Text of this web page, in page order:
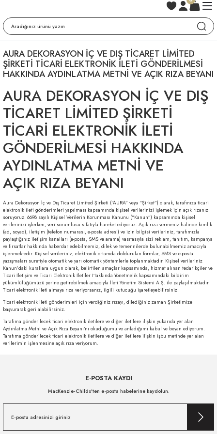
AURA DEKORASYON İÇ VE DIŞ TİCARET LİMİTED
ŞİRKETİ TİCARİ ELEKTRONİK İLETİ GÖNDERİLMESİ
HAKKINDA AYDINLATMA METNİ VE AÇIK RIZA BEYANI
AURA DEKORASYON İÇ VE DIŞ
TİCARET LİMİTED ŞİRKETİ
TİCARİ ELEKTRONİK İLETİ
GÖNDERİLMESİ HAKKINDA
AYDINLATMA METNİ VE
AÇIK RIZA BEYANI
Aura Dekorasyon İç ve Dış Ticaret Limited Şirketi (“AURA” veya “Şirket”) olarak, tarafınıza ticari
elektronik ileti gönderimleri yapılması kapsamında kişisel verilerinizi işlemek için açık rızanızı
soruyoruz. 6698 sayılı Kişisel Verilerin Korunması Kanunu (“Kanun”) kapsamında kişisel
verilerinizi işlerken, veri sorumlusu sıfatıyla hareket ediyoruz. Açık rıza vermeniz halinde kimlik
(ad, soyad), iletişim (telefon numarası, e-posta adresi) ve izin bilgisi verileriniz, tarafımızla
paylaştığınız iletişim kanalları (e-posta, SMS ve arama) vasıtasıyla sizi reklam, tanıtım, kampanya
ve fırsatlar hakkında haberdar edebilmemiz, dilek ve temennilerde bulunabilmemiz amacıyla
işlenmektedir. Kişisel verileriniz, elektronik ortamda doldurulan formlar, SMS ve e-posta
yazışmaları suretiyle otomatik ve yarı otomatik yöntemlerle toplanmaktadır. Kişisel verileriniz
Kanun’daki kurallara uygun olarak, belirtilen amaçlar kapsamında, hizmet alınan tedarikçiler ve
Ticari İletişim ve Ticari Elektronik İletiler Hakkında Yönetmelik kapsamındaki bildirim
yükümlülüğümüzü yerine getirebilmek amacıyla İleti Yönetim Sistemi A.Ş. ile paylaşılmaktadır.
Ticari elektronik ileti almaya rıza veriyorsanız, ilgili kutucuğu işaretleyebilirsiniz.
Ticari elektronik ileti gönderimleri için verdiğiniz rızayı, dilediğiniz zaman Şirketimize
başvurarak geri alabilirsiniz.
Tarafıma gönderilecek ticari elektronik iletilere ve diğer iletilere ilişkin yukarıda yer alan
Aydınlatma Metni ve Açık Rıza Beyanı’nı okuduğumu ve anladığımı kabul ve beyan ediyorum.
Tarafıma gönderilecek ticari elektronik iletilere ve diğer iletilere ilişkin işbu metinde yer alan
verilerimin işlenmesine açık rıza veriyorum.
E-POSTA KAYDI
MacKenzie-Childs’ten e-posta habelerine kaydolun.